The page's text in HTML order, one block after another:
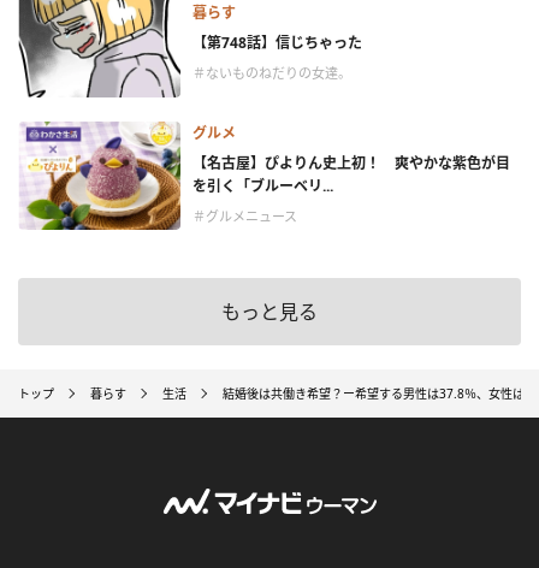
暮らす
【第748話】信じちゃった
＃ないものねだりの女達。
グルメ
【名古屋】ぴよりん史上初！ 爽やかな紫色が目
を引く「ブルーベリ...
＃グルメニュース
もっと見る
トップ 暮らす 生活 結婚後は共働き希望？ー希望する男性は37.8％、女性は